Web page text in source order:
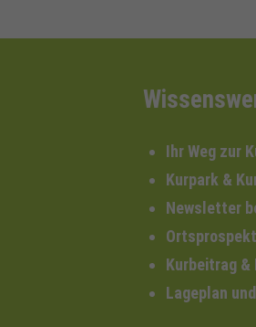
Ihr Weg zur
Kurpark &
Newsletter
Kurbeitrag
Lageplan